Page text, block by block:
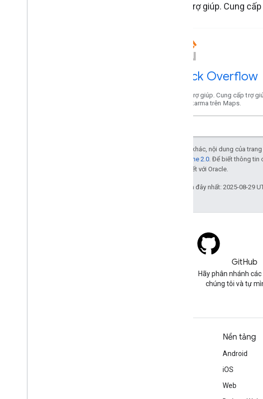
Nhận trợ giúp. Cung
Stack Overflow
Nhận trợ giúp. Cung cấp trợ
điểm karma trên Maps.
Trừ phi có lưu ý khác, nội dung của
Giấy phép Apache 2.0. Để biết thông tin
các đơn vị liên kết với Oracle.
Cập nhật lần gần đây nhất: 2025-08-29
GitHub
Hãy phân nhánh
chúng tôi và tự
Nền tảng
Android
iOS
Web